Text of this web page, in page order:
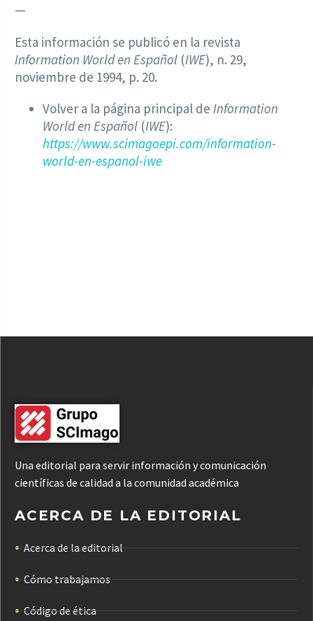
—
Esta información se publicó en la revista
Information World en Español (IWE), n. 29,
noviembre de 1994, p. 20.
Volver a la página principal de Information
World en Español (IWE):
https://www.scimagoepi.com/information-
world-en-espanol-iwe
Una editorial para servir información y comunicación
científicas de calidad a la comunidad académica
ACERCA DE LA EDITORIAL
Acerca de la editorial
Cómo trabajamos
Código de ética